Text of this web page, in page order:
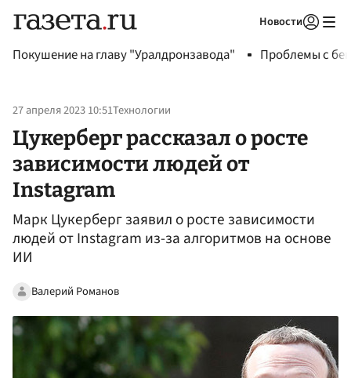
Новости
Покушение на главу "Уралдронзавода" Проблемы с
27 апреля 2023 10:51Технологии
Цукерберг рассказал о росте
зависимости людей от
Instagram
Марк Цукерберг заявил о росте зависимости
людей от Instagram из-за алгоритмов на основе
ИИ
Валерий Романов